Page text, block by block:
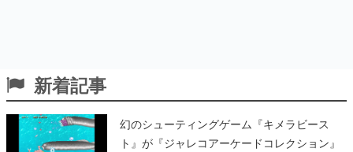
新着記事
幻のシューティングゲーム『キメラビース
ト』が『ジャレコアーケードコレクション』